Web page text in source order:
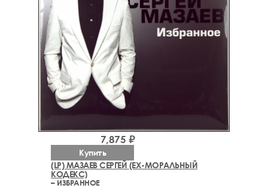
(LP) МАЗАЕВ СЕРГЕЙ (EX-МОРАЛЬНЫЙ
КОДЕКС)
– ИЗБРАННОЕ
7,875 ₽
Купить